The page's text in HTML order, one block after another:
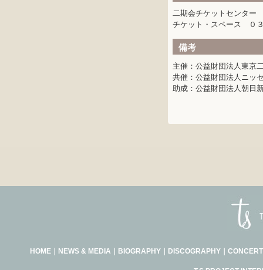
二期会チケットセンター
チケット・スペース ０
備考
主催：公益財団法人東京
共催：公益財団法人ニッ
助成：公益財団法人朝日
HOME｜ NEWS & MEDIA BIOGRAPHY｜ DISCOGRAPHY｜